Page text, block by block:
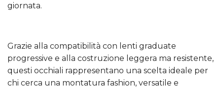
giornata.
Grazie alla compatibilità con lenti graduate
progressive e alla costruzione leggera ma resistente,
questi occhiali rappresentano una scelta ideale per
chi cerca una montatura fashion, versatile e